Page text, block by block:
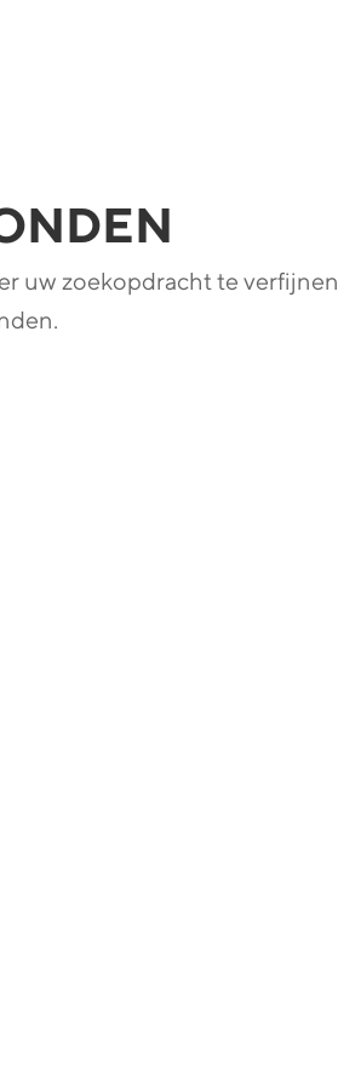
uw zoekopdracht te verfijnen